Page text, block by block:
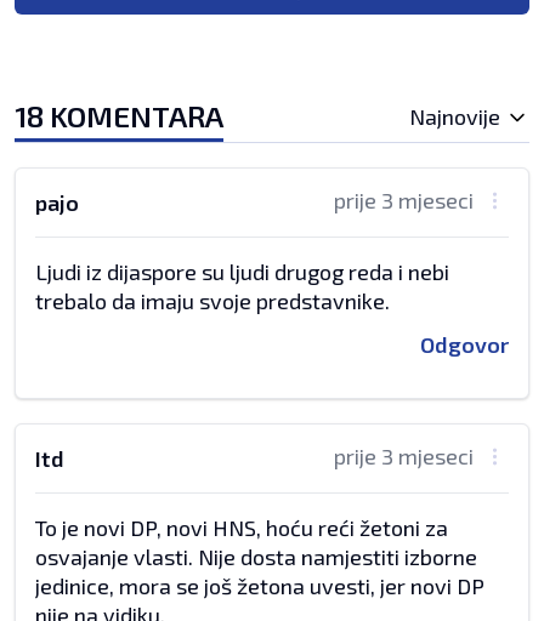
18 KOMENTARA Najnovije
prije 3 mjeseci
pajo
Ljudi iz dijaspore su ljudi drugog reda i nebi
trebalo da imaju svoje predstavnike.
Odgovor
prije 3 mjeseci
Itd
To je novi DP, novi HNS, hoću reći žetoni za
osvajanje vlasti. Nije dosta namjestiti izborne
jedinice, mora se još žetona uvesti, jer novi DP
nije na vidiku.